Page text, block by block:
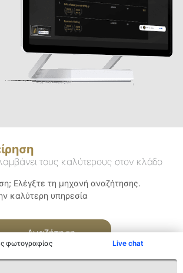
φωτογραφίας Live chat
τους καλύτερους στον κλάδο
Ελέγξτε τη μηχανή αναζήτησης.
καλύτερη υπηρεσία
Αναζήτηση